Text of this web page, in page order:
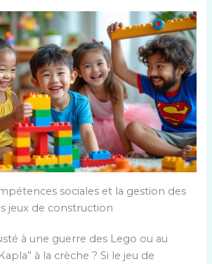
sociales et la gestion des
jeux de construction
à une guerre des Lego ou au
à la crèche ? Si le jeu de